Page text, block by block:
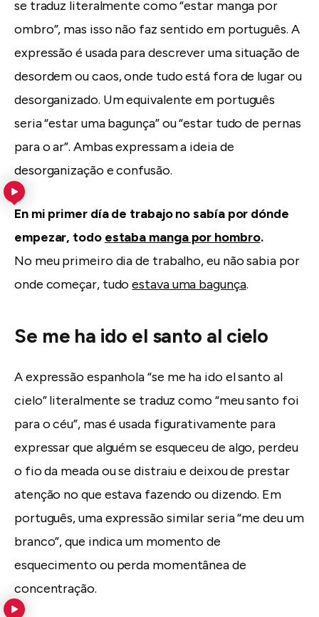
se traduz literalmente como “estar manga por
ombro”, mas isso não faz sentido em português. A
expressão é usada para descrever uma situação de
desordem ou caos, onde tudo está fora de lugar ou
desorganizado. Um equivalente em português
seria “estar uma bagunça” ou “estar tudo de pernas
para o ar”. Ambas expressam a ideia de
desorganização e confusão.
En mi primer día de trabajo no sabía por dónde
empezar, todo estaba manga por hombro.
No meu primeiro dia de trabalho, eu não sabia por
onde começar, tudoestava uma bagunça.
Se me ha ido el santo al cielo
A expressão espanhola “se me ha ido el santo al
cielo” literalmente se traduz como “meu santo foi
para o céu”, mas é usada figurativamente para
expressar que alguém se esqueceu de algo, perdeu
o fio da meada ou se distraiu e deixou de prestar
atenção no que estava fazendo ou dizendo. Em
português, uma expressão similar seria “me deu um
branco”, que indica um momento de
esquecimento ou perda momentânea de
concentração.